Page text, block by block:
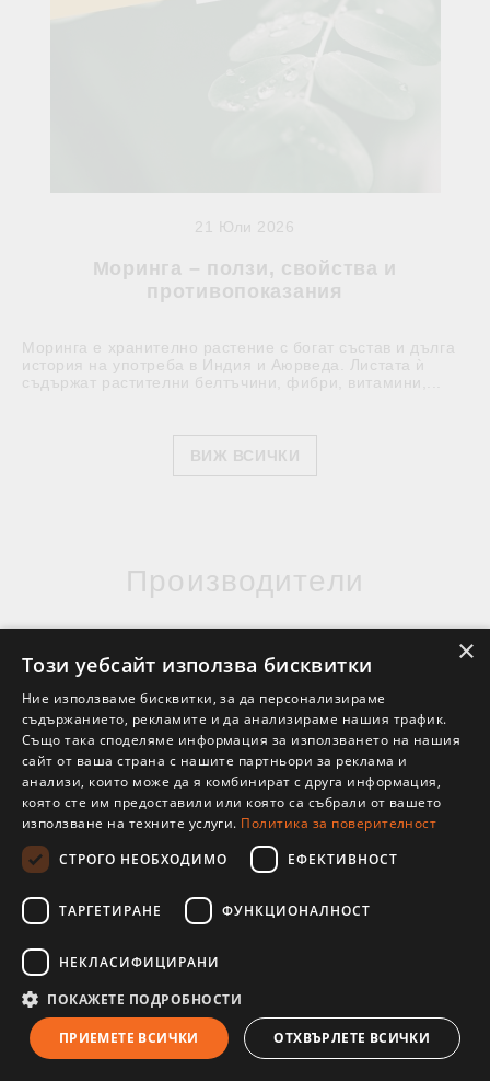
Моринга – ползи, свойства и
противопоказания
21 Юли 2026
Моринга е хранително растение с богат състав и дълга
история на употреба в Индия и Аюрведа. Листата ѝ
съдържат растителни белтъчини, фибри, витамини,...
ВИЖ ВСИЧКИ
Производители
×
Този уебсайт използва бисквитки
Ние използваме бисквитки, за да персонализираме
съдържанието, рекламите и да анализираме нашия трафик.
Също така споделяме информация за използването на нашия
сайт от ваша страна с нашите партньори за реклама и
анализи, които може да я комбинират с друга информация,
която сте им предоставили или която са събрали от вашето
използване на техните услуги. Политика за поверителност
СТРОГО НЕОБХОДИМО
ЕФЕКТИВНОСТ
ТАРГЕТИРАНЕ ФУНКЦИОНАЛНОСТ
НЕКЛАСИФИЦИРАНИ
ПОКАЖЕТЕ ПОДРОБНОСТИ
ПРИЕМЕТЕ ВСИЧКИ ОТХВЪРЛЕТЕ ВСИЧКИ